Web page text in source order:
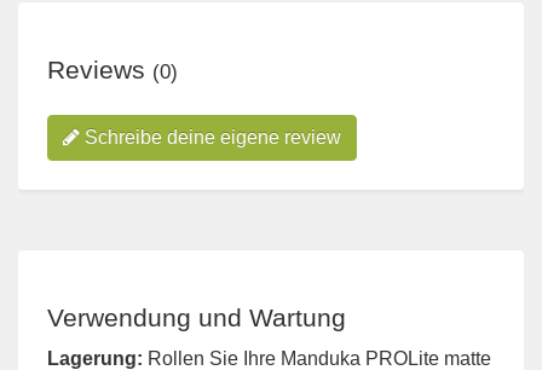
Reviews (0)
Schreibe deine eigene review
Verwendung und Wartung
Lagerung: Rollen Sie Ihre Manduka PROLite matte